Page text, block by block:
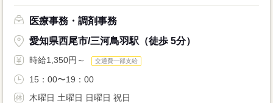
医療事務・調剤事務
愛知県西尾市/三河鳥羽駅（徒歩 5分）
時給1,350円～ 交通費一部支給
15：00〜19：00
木曜日 土曜日 日曜日 祝日